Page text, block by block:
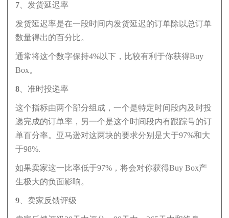
7、发货延迟率
发货延迟率是在一段时间内发货延迟的订单除以总订单
数量得出的百分比。
通常将这个数字保持4%以下，比较有利于你获得Buy
Box。
8、准时投递率
这个指标由两个部分组成，一个是特定时间段内及时投
递完成的订单率，另一个是这个时间段内有跟踪号的订
单百分率。亚马逊对这两块的要求分别是大于97%和大
于98%.
如果卖家这一比率低于97%，将会对你获得Buy Box产
生极大的负面影响。
9、卖家反馈评级